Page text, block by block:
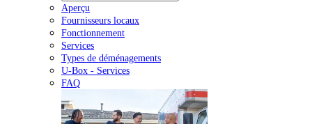
Aperçu
Fournisseurs locaux
Fonctionnement
Services
Types de déménagements
U-Box - Services
FAQ